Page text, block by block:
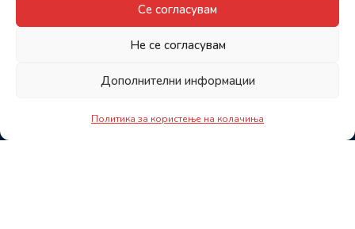
Се согласувам
Не се согласувам
Дополнителни информации
Политика за користење на колачиња